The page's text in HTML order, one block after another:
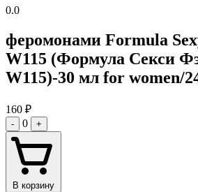
0.0
феромонами Formula
W115 (Формула Секси
W115)-30 мл for women/
160 ₽
- 0 +
В корзину